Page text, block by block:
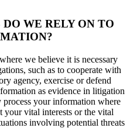
WE RELY ON TO
we believe it is necessary
such as to cooperate with
agency, exercise or defend
as evidence in litigation
your information where
your vital interests or the vital
involving potential threats